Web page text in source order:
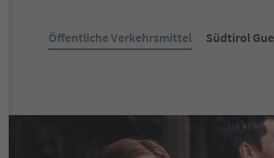
Öffentliche Verkehrsmittel Südtirol